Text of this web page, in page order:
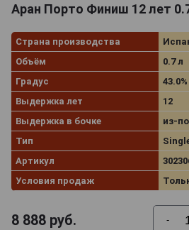
Аран Порто Финиш 12 лет
Страна производства
Объём
0.7 л
Градус
43.0%
Выдержка лет
12
Выдержка в бочке
из-
Тип
Артикул
Условия продаж
8 888 руб. -